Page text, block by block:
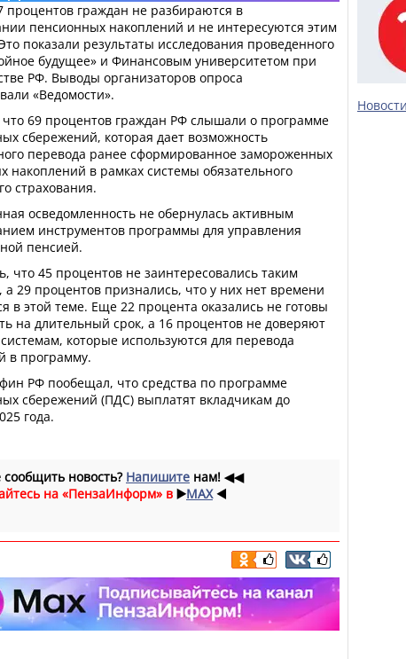
процентов граждан не разбираются в
пенсионных накоплений и не интересуются этим
показали результаты исследования проведенного
будущее» и Финансовым университетом при
РФ. Выводы организаторов опроса
«Ведомости».
что 69 процентов граждан РФ слышали о программе
сбережений, которая дает возможность
перевода ранее сформированное замороженных
накоплений в рамках системы обязательного
страхования.
осведомленность не обернулась активным
инструментов программы для управления
пенсией.
что 45 процентов не заинтересовались таким
а 29 процентов признались, что у них нет времени
в этой теме. Еще 22 процента оказались не готовы
на длительный срок, а 16 процентов не доверяют
которые используются для перевода
в программу.
РФ пообещал, что средства по программе
сбережений (ПДС) выплатят вкладчикам до
года.
новость? Напишите нам! ◀◀
на «ПензаИнформ» в ▶️MAX ◀️